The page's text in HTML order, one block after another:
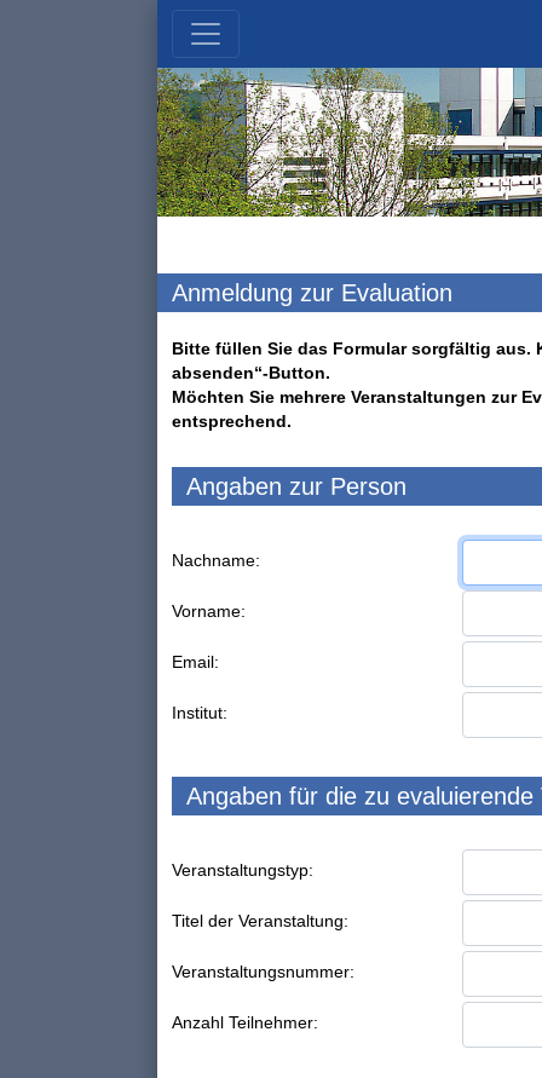
Anmeldung zur Evaluation
Bitte füllen Sie das Formular sorgfältig aus.
absenden“-Button.
Möchten Sie mehrere Veranstaltungen zur
entsprechend.
Angaben zur Person
Nachname:
Vorname:
Email:
Institut:
Angaben für die zu evaluierende
Veranstaltungstyp:
Titel der Veranstaltung:
Veranstaltungsnummer:
Anzahl Teilnehmer: